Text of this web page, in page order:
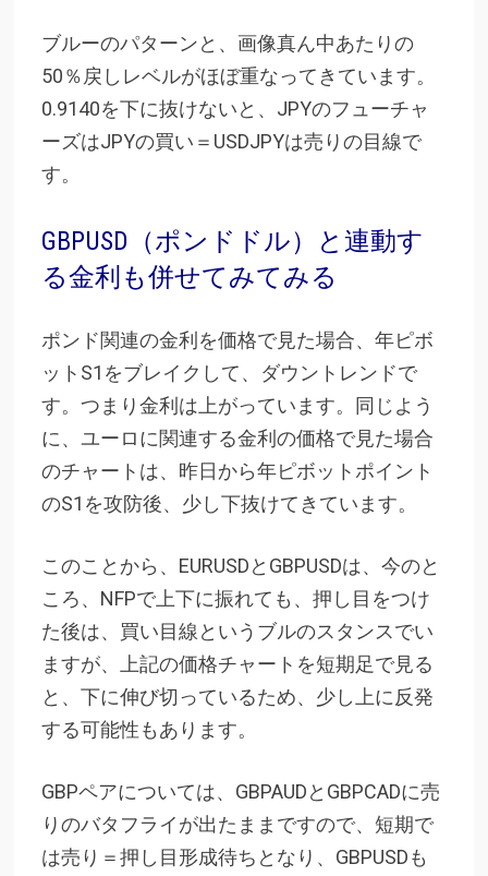
ブルーのパターンと、画像真ん中あたりの
50％戻しレベルがほぼ重なってきています。
0.9140を下に抜けないと、JPYのフューチャ
ーズはJPYの買い＝USDJPYは売りの目線で
す。
GBPUSD（ポンドドル）と連動す
る金利も併せてみてみる
ポンド関連の金利を価格で見た場合、年ピボ
ットS1をブレイクして、ダウントレンドで
す。つまり金利は上がっています。同じよう
に、ユーロに関連する金利の価格で見た場合
のチャートは、昨日から年ピボットポイント
のS1を攻防後、少し下抜けてきています。
このことから、EURUSDとGBPUSDは、今のと
ころ、NFPで上下に振れても、押し目をつけ
た後は、買い目線というブルのスタンスでい
ますが、上記の価格チャートを短期足で見る
と、下に伸び切っているため、少し上に反発
する可能性もあります。
GBPペアについては、GBPAUDとGBPCADに売
りのバタフライが出たままですので、短期で
は売り＝押し目形成待ちとなり、GBPUSDも